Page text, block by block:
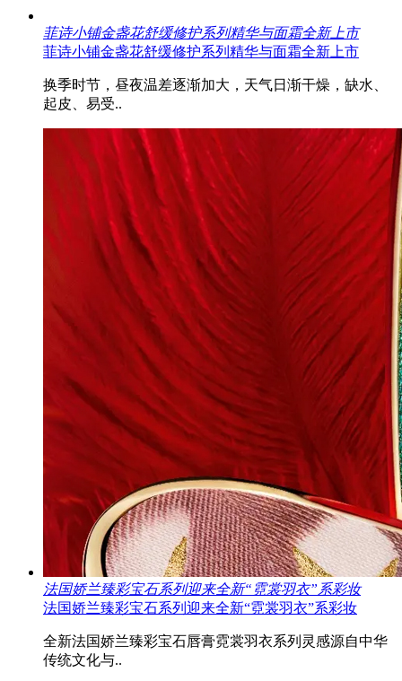
菲诗小铺金盏花舒缓修护系列精华与面霜全新上市
菲诗小铺金盏花舒缓修护系列精华与面霜全新上市
换季时节，昼夜温差逐渐加大，天气日渐干燥，缺水、
起皮、易受..
法国娇兰臻彩宝石系列迎来全新“霓裳羽衣”系彩妆
法国娇兰臻彩宝石系列迎来全新“霓裳羽衣”系彩妆
全新法国娇兰臻彩宝石唇膏霓裳羽衣系列灵感源自中华
传统文化与..